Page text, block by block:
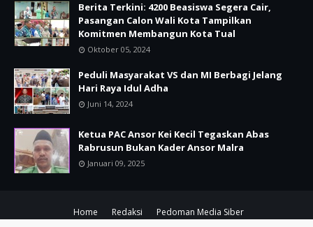
Berita Terkini: 4200 Beasiswa Segera Cair,
Pasangan Calon Wali Kota Tampilkan
Komitmen Membangun Kota Tual
Oktober 05, 2024
Peduli Masyarakat VS dan MI Berbagi Jelang
Hari Raya Idul Adha
Juni 14, 2024
Ketua PAC Ansor Kei Kecil Tegaskan Abas
Rabrusun Bukan Kader Ansor Malra
Januari 09, 2025
Home Redaksi Pedoman Media Siber